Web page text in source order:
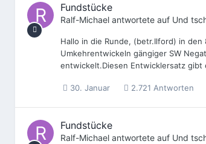
Fundstücke
Ralf-Michael antwortete auf Und
Hallo in die Runde, (betr.Ilford) in
Umkehrentwickeln gängiger SW
entwickelt.Diesen Entwicklersatz gibt
30. Januar 2.721 Antworten
Fundstücke
Ralf-Michael antwortete auf Und